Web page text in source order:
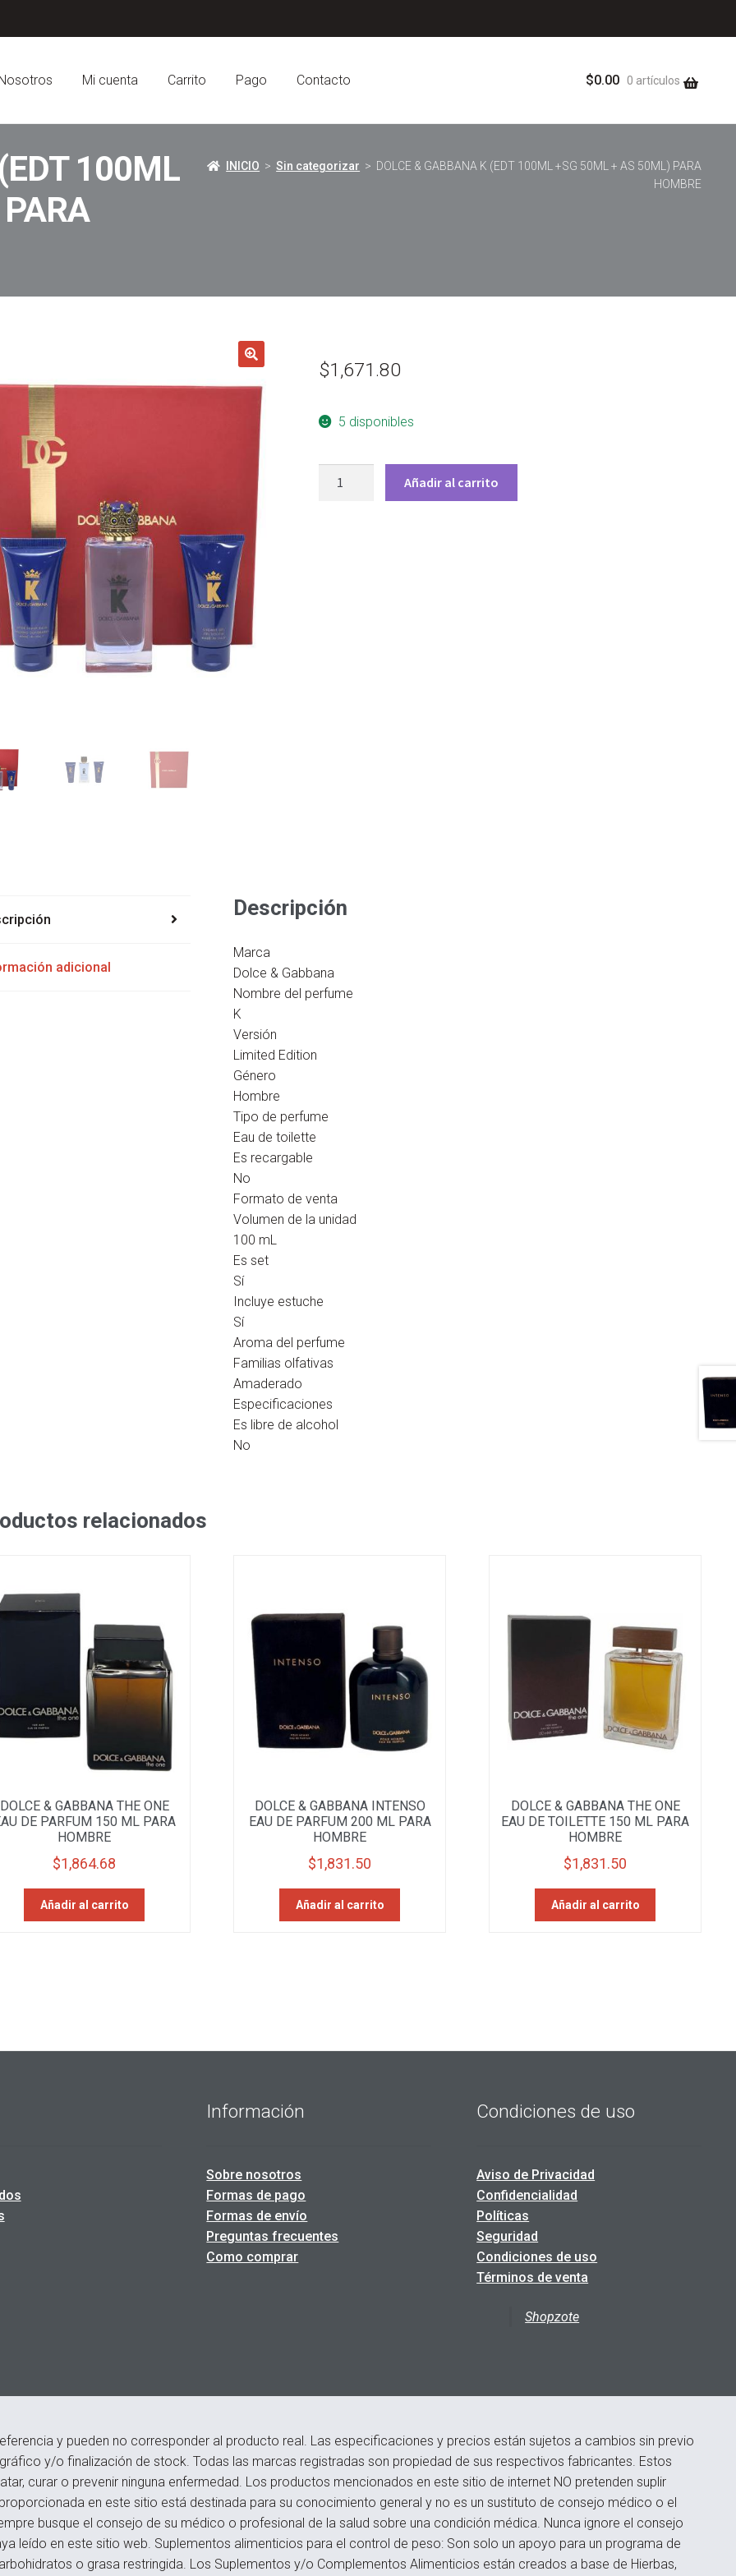
Mi cuenta Carrito Pago Contacto $0.00 0 artículos
INICIO >Sin categorizar > DOLCE & GABBANA K (EDT 100ML +SG 50ML + AS 50ML) PARA
HOMBRE
100ML
$1,671.80
5 disponibles
Añadir al carrito
adicional
Descripción
Marca
Dolce & Gabbana
Nombre del perfume
K
Versión
Limited Edition
Género
Hombre
Tipo de perfume
Eau de toilette
Es recargable
No
Formato de venta
Volumen de la unidad
100 mL
Es set
Sí
Incluye estuche
Sí
Aroma del perfume
Familias olfativas
Amaderado
Especificaciones
Es libre de alcohol
No
relacionados
DOLCE & GABBANA THE ONE
DE PARFUM 150 ML PARA
HOMBRE
$1,864.68
Añadir al carrito
DOLCE & GABBANA INTENSO
EAU DE PARFUM 200 ML PARA
HOMBRE
$1,831.50
Añadir al carrito
DOLCE & GABBANA THE ONE
EAU DE TOILETTE 150 ML PARA
HOMBRE
$1,831.50
Añadir al carrito
Información
Sobre nosotros
Formas de pago
Formas de envío
Preguntas frecuentes
Como comprar
Condiciones de uso
Aviso de Privacidad
Confidencialidad
Políticas
Seguridad
Condiciones de uso
Términos de venta
Shopzote
y pueden no corresponder al producto real. Las especificaciones y precios están sujetos a cambios sin previo
y/o finalización de stock. Todas las marcas registradas son propiedad de sus respectivos fabricantes. Estos
curar o prevenir ninguna enfermedad. Los productos mencionados en este sitio de internet NO pretenden suplir
en este sitio está destinada para su conocimiento general y no es un sustituto de consejo médico o el
busque el consejo de su médico o profesional de la salud sobre una condición médica. Nunca ignore el consejo
leído en este sitio web. Suplementos alimenticios para el control de peso: Son solo un apoyo para un programa de
o grasa restringida. Los Suplementos y/o Complementos Alimenticios están creados a base de Hierbas,